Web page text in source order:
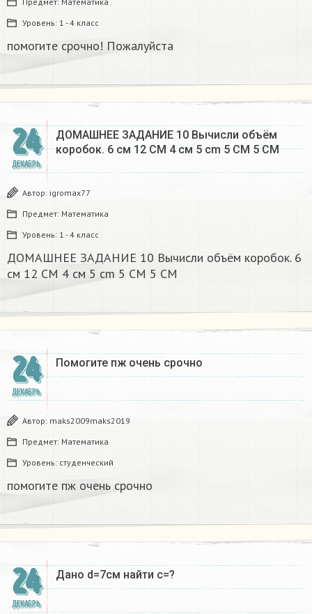
Уровень: 1 - 4 класс
помогите срочно! Пожалуйста
24
ДЕКАБРЬ
ДОМАШНЕЕ ЗАДАНИЕ 10 Вычисли объём
коробок. 6 см 12 CM 4 см 5 cm 5 CM 5 CM​
Автор: igromax77
Предмет: Математика
Уровень: 1 - 4 класс
ДОМАШНЕЕ ЗАДАНИЕ 10 Вычисли объём коробок. 6
см 12 CM 4 см 5 cm 5 CM 5 CM​
24
ДЕКАБРЬ
Помогите пж очень срочно​
Автор: maks2009maks2019
Предмет: Математика
Уровень: студенческий
помогите пж очень срочно​
24
ДЕКАБРЬ
Дано d=7см найти с=?​